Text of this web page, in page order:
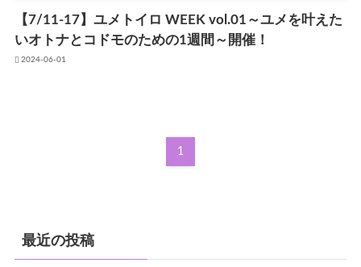
【7/11-17】ユメトイロ WEEK vol.01～ユメを叶えた
いオトナとコドモのための1週間～開催！
2024-06-01
1
最近の投稿